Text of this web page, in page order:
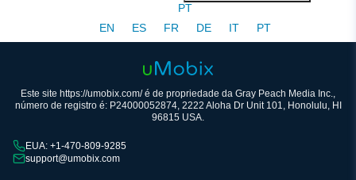
PT
EN
ES FR DE IT PT
Este site https://umobix.com/ é de propriedade da Gray Peach Media Inc.,
número de registro é: P24000052874, 2222 Aloha Dr Unit 101, Honolulu, HI
96815 USA.
EUA: +1-470-809-9285
support@umobix.com